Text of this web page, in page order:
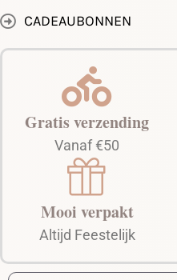
CADEAUBONNEN
Gratis verzending
Vanaf €50
Mooi verpakt
Altijd Feestelijk